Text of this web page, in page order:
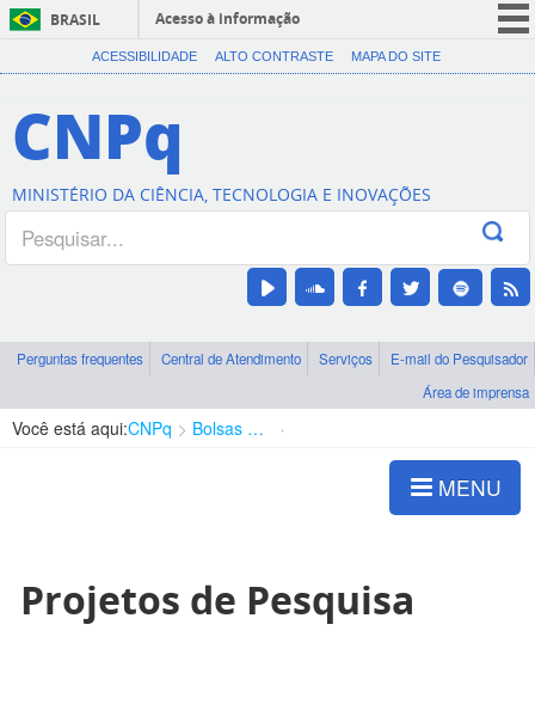
BRASIL
Acesso à informação
CORONAVÍRUS (COVID-19)
Canais
ACESSIBILIDADE ALTO CONTRASTE MAPA DO SITE
CNPq
MINISTÉRIO DA CIÊNCIA, TECNOLOGIA E INOVAÇÕES
Perguntas frequentes Central de Atendimento Serviços
E-mail do Pesquisador
Área de imprensa
Você está aqui:CNPq Bolsas e Auxílios Vigentes
MENU
Projetos de Pesquisa